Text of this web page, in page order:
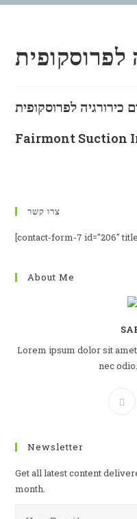
לפרוסקופית
כירורגיה לפרוסקופית
Fairmont Suction
צרו קשר
About Me
Lorem ipsum dolor sit
nec
Newsletter
Get all latest content
month.